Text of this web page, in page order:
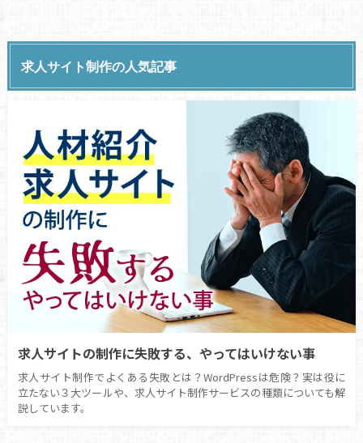
求人サイト制作の人気記事
求人サイトの制作に失敗する、やってはいけない事
求人サイト制作でよくある失敗とは？WordPressは危険？実は役に
立たない３大ツールや、求人サイト制作サービスの種類についても解
説しています。